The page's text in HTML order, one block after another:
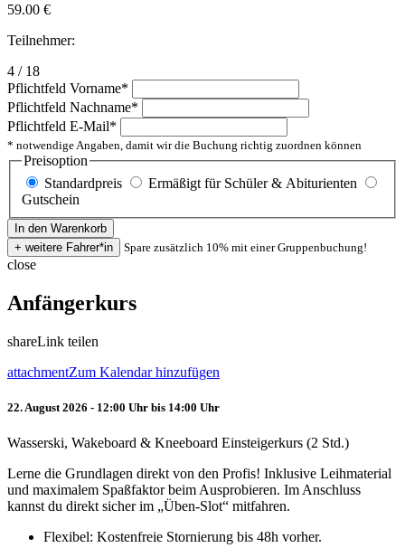
59.00 €
Teilnehmer:
4 / 18
Pflichtfeld Vorname*
Pflichtfeld Nachname*
Pflichtfeld E-Mail*
* notwendige Angaben, damit wir die Buchung richtig zuordnen können
Preisoption
Standardpreis
Ermäßigt für Schüler & Abiturienten
Gutschein
Spare zusätzlich 10% mit einer Gruppenbuchung!
close
Anfängerkurs
shareLink teilen
attachmentZum Kalendar hinzufügen
22. August 2026 - 12:00 Uhr bis 14:00 Uhr
Wasserski, Wakeboard & Kneeboard Einsteigerkurs (2 Std.)
Lerne die Grundlagen direkt von den Profis! Inklusive Leihmaterial
und maximalem Spaßfaktor beim Ausprobieren. Im Anschluss
kannst du direkt sicher im „Üben-Slot“ mitfahren.
Flexibel: Kostenfreie Stornierung bis 48h vorher.